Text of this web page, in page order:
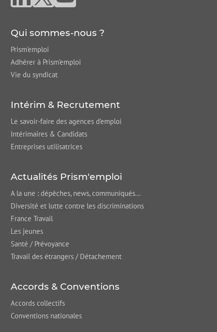
Qui sommes-nous ?
Prism'emploi
Adhérer à Prism’emploi
Vie du syndicat
Intérim & Recrutement
Le savoir-faire des agences d’emploi
Intérimaires & Candidats
Entreprises utilisatrices
Actualités Prism'emploi
A la une : dépêches, news, communiqués...
Diversité et lutte contre les discriminations
France Travail
Les jeunes
Santé / Prévoyance
Travail des étrangers / Détachement
Accords & Conventions
Accords collectifs
Conventions nationales